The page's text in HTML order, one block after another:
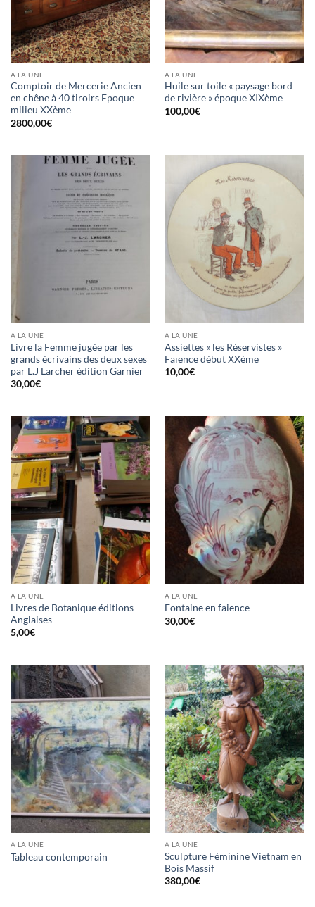
A LA UNE
Comptoir de Mercerie Ancien
en chêne à 40 tiroirs Epoque
milieu XXème
2800,00€
A LA UNE
Huile sur toile « paysage bord
de rivière » époque XIXème
100,00€
A LA UNE
Livre la Femme jugée par les
grands écrivains des deux sexes
par L.J Larcher édition Garnier
30,00€
A LA UNE
Assiettes « les Réservistes »
Faïence début XXème
10,00€
A LA UNE
Livres de Botanique éditions
Anglaises
5,00€
A LA UNE
Fontaine en faience
30,00€
A LA UNE
Tableau contemporain
A LA UNE
Sculpture Féminine Vietnam en
Bois Massif
380,00€